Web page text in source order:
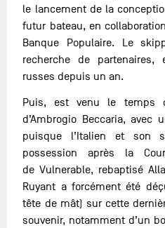
le lancement de la
futur bateau, en
Banque Populaire. Le
recherche de
russes depuis un an.
Puis, est venu le temps
d’Ambrogio Beccaria,
puisque l’Italien et son
possession après la
de Vulnerable, rebaptisé
Ruyant a forcément été
tête de mât) sur cette
souvenir, notamment d’un